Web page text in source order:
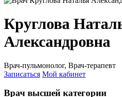
Круглова
Александровна
Врач-пульмонолог, Врач-терапевт
Записаться Мой кабинет
Врач высшей категории